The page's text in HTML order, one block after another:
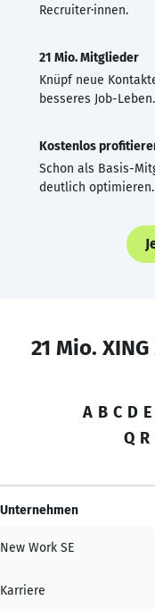
Recruiter·innen.
21 Mio. Mitglieder
Knüpf neue
besseres Job-Leben.
Kostenlos
Schon als Basis-
deutlich optimieren.
21 Mio.
A B C D E
Q R
Unternehmen
New Work SE
Karriere